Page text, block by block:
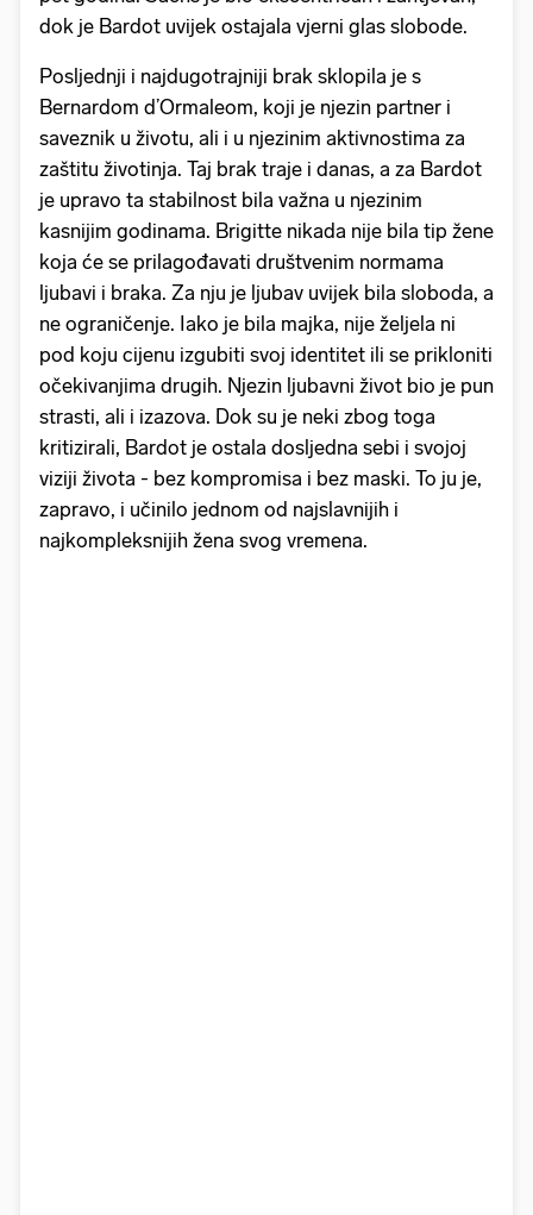
dok je Bardot uvijek ostajala vjerni glas slobode.
Posljednji i najdugotrajniji brak sklopila je s
Bernardom d’Ormaleom, koji je njezin partner i
saveznik u životu, ali i u njezinim aktivnostima za
zaštitu životinja. Taj brak traje i danas, a za Bardot
je upravo ta stabilnost bila važna u njezinim
kasnijim godinama. Brigitte nikada nije bila tip žene
koja će se prilagođavati društvenim normama
ljubavi i braka. Za nju je ljubav uvijek bila sloboda, a
ne ograničenje. Iako je bila majka, nije željela ni
pod koju cijenu izgubiti svoj identitet ili se prikloniti
očekivanjima drugih. Njezin ljubavni život bio je pun
strasti, ali i izazova. Dok su je neki zbog toga
kritizirali, Bardot je ostala dosljedna sebi i svojoj
viziji života - bez kompromisa i bez maski. To ju je,
zapravo, i učinilo jednom od najslavnijih i
najkompleksnijih žena svog vremena.